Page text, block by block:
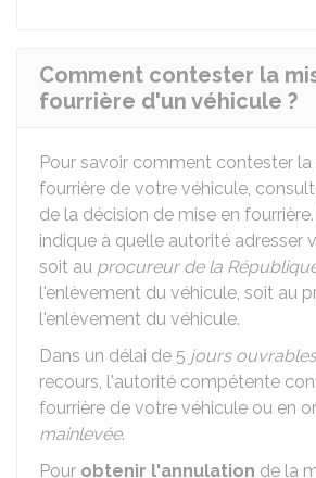
Comment contester la
fourrière d'un véhicule ?
Pour savoir comment contester la
fourrière de votre véhicule,
de la décision de mise en
indique à quelle autorité adresser
soit au procureur de la
l'enlèvement du véhicule, soit au
l'enlèvement du véhicule.
Dans un délai de 5 jours ouvrables
recours, l'autorité compétente
fourrière de votre véhicule ou en
mainlevée.
Pour obtenir l'annulation de la